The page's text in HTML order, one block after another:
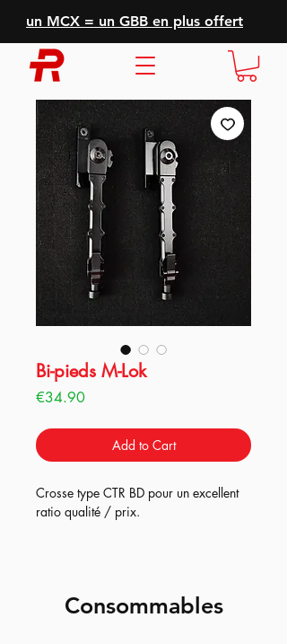
un MCX = un GBB en plus offert
Bi-pieds M-Lok
€34.90Price
Add to Cart
Crosse type CTR BD pour un excellent
ratio qualité / prix.
Consommables